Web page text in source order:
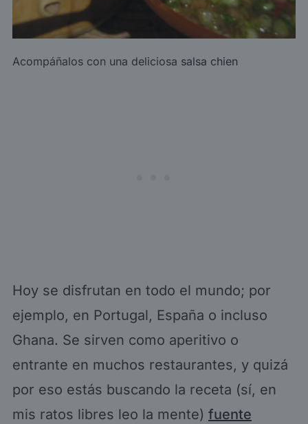
Acompáñalos con una deliciosa salsa chien
Hoy se disfrutan en todo el mundo; por
ejemplo, en Portugal, España o incluso
Ghana. Se sirven como aperitivo o
entrante en muchos restaurantes, y quizá
por eso estás buscando la receta (sí, en
mis ratos libres leo la mente) fuente